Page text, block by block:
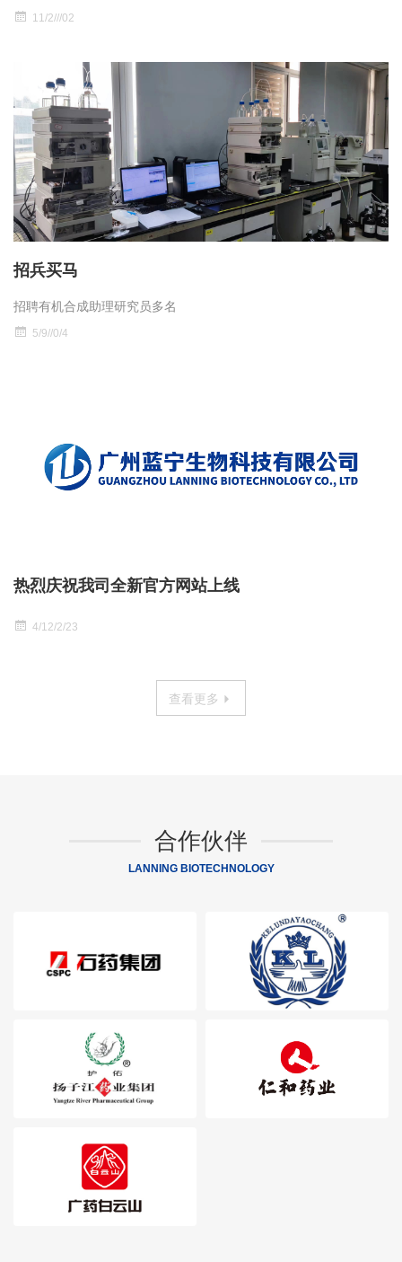
11/2///02
招兵买马
招聘有机合成助理研究员多名
5/9//0/4
热烈庆祝我司全新官方网站上线
4/12/2/23
查看更多
合作伙伴
LANNING BIOTECHNOLOGY